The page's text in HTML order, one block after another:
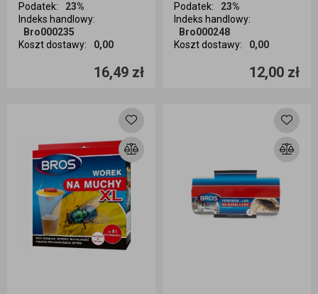
Podatek:
23%
Indeks handlowy:
Bro000235
Koszt dostawy: 0,00
16,49 zł
Ilość sztuk
Podatek:
23%
Indeks handlowy:
Bro000248
Koszt dostawy: 0,00
12,00 zł
Ilość sztuk